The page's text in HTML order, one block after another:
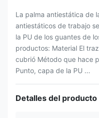
La palma antiestática de
antiestáticos de trabajo
la PU de los guantes de
productos: Material El
cubrió Método que hace
Punto, capa de la PU ...
Detalles del producto